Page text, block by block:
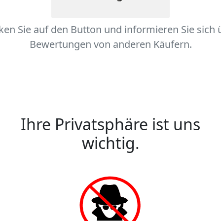
Sie auf den Button und informieren Sie sich
Bewertungen von anderen Käufern.
Ihre Privatsphäre ist uns
wichtig.